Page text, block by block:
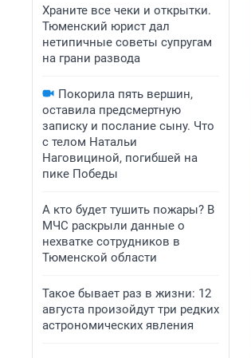
Храните все чеки и открытки.
Тюменский юрист дал
нетипичные советы супругам
на грани развода
Покорила пять вершин,
оставила предсмертную
записку и послание сыну. Что
с телом Натальи
Наговициной, погибшей на
пике Победы
А кто будет тушить пожары? В
МЧС раскрыли данные о
нехватке сотрудников в
Тюменской области
Такое бывает раз в жизни: 12
августа произойдут три редких
астрономических явления